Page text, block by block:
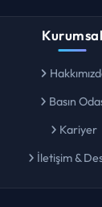
Kurumsal